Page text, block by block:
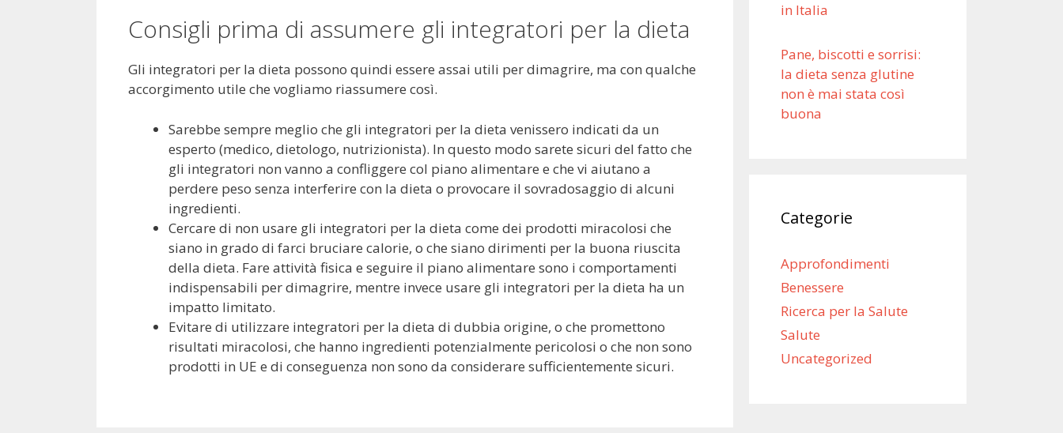
Consigli prima di assumere gli integratori per la dieta
Gli integratori per la dieta possono quindi essere assai utili per dimagrire, ma con qualche
accorgimento utile che vogliamo riassumere così.
Sarebbe sempre meglio che gli integratori per la dieta venissero indicati da un
esperto (medico, dietologo, nutrizionista). In questo modo sarete sicuri del fatto che
gli integratori non vanno a confliggere col piano alimentare e che vi aiutano a
perdere peso senza interferire con la dieta o provocare il sovradosaggio di alcuni
ingredienti.
Cercare di non usare gli integratori per la dieta come dei prodotti miracolosi che
siano in grado di farci bruciare calorie, o che siano dirimenti per la buona riuscita
della dieta. Fare attività fisica e seguire il piano alimentare sono i comportamenti
indispensabili per dimagrire, mentre invece usare gli integratori per la dieta ha un
impatto limitato.
Evitare di utilizzare integratori per la dieta di dubbia origine, o che promettono
risultati miracolosi, che hanno ingredienti potenzialmente pericolosi o che non sono
prodotti in UE e di conseguenza non sono da considerare sufficientemente sicuri.
in Italia
Pane, biscotti e sorrisi:
la dieta senza glutine
non è mai stata così
buona
Categorie
Approfondimenti
Benessere
Ricerca per la Salute
Salute
Uncategorized